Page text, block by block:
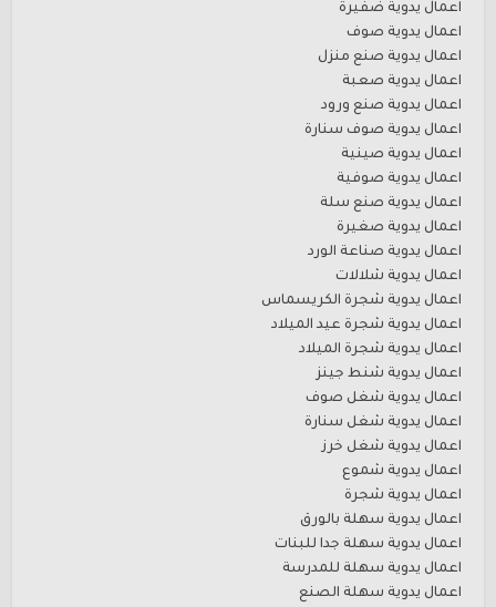
اعمال يدوية ضفيرة
اعمال يدوية صوف
اعمال يدوية صنع منزل
اعمال يدوية صعبة
اعمال يدوية صنع ورود
اعمال يدوية صوف سنارة
اعمال يدوية صينية
اعمال يدوية صوفية
اعمال يدوية صنع سلة
اعمال يدوية صغيرة
اعمال يدوية صناعة الورد
اعمال يدوية شلالات
اعمال يدوية شجرة الكريسماس
اعمال يدوية شجرة عيد الميلاد
اعمال يدوية شجرة الميلاد
اعمال يدوية شنط جينز
اعمال يدوية شغل صوف
اعمال يدوية شغل سنارة
اعمال يدوية شغل خرز
اعمال يدوية شموع
اعمال يدوية شجرة
اعمال يدوية سهلة بالورق
اعمال يدوية سهلة جدا للبنات
اعمال يدوية سهلة للمدرسة
اعمال يدوية سهلة الصنع